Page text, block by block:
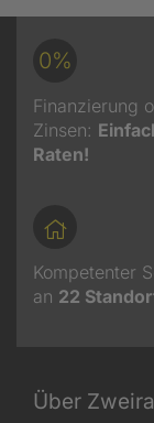
0%
Finanzierung
Zinsen:
Raten!
Kompetenter
an 22
Über